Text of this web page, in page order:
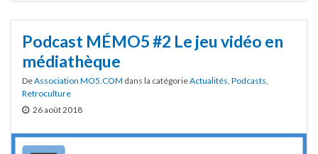
Podcast MÉMO5 #2 Le jeu vidéo en
médiathèque
DeAssociation MO5.COM dans la catégorieActualités Podcasts
Retroculture
26 août 2018